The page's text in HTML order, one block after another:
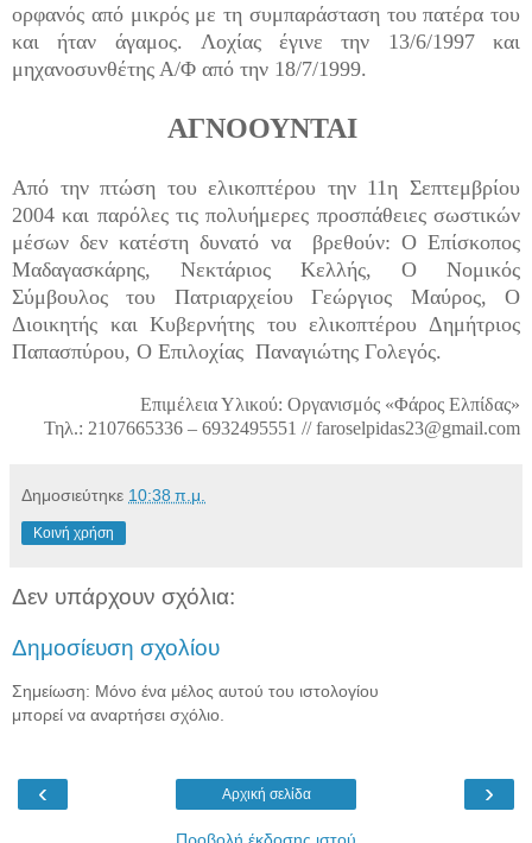
ορφανός από μικρός με τη συμπαράσταση του πατέρα του
και ήταν άγαμος. Λοχίας έγινε την 13/6/1997 και
μηχανοσυνθέτης Α/Φ από την 18/7/1999.
ΑΓΝΟΟΥΝΤΑΙ
Από την πτώση του ελικοπτέρου την 11η Σεπτεμβρίου
2004 και παρόλες τις πολυήμερες προσπάθειες σωστικών
μέσων δεν κατέστη δυνατό να βρεθούν: Ο Επίσκοπος
Μαδαγασκάρης, Νεκτάριος Κελλής, Ο Νομικός
Σύμβουλος του Πατριαρχείου Γεώργιος Μαύρος, Ο
Διοικητής και Κυβερνήτης του ελικοπτέρου Δημήτριος
Παπασπύρου, Ο Επιλοχίας Παναγιώτης Γολεγός.
Επιμέλεια Υλικού: Οργανισμός «Φάρος Ελπίδας»
Τηλ.: 2107665336 – 6932495551 // faroselpidas23@gmail.com
Δημοσιεύτηκε 10:38 π.μ.
Κοινή χρήση
Δεν υπάρχουν σχόλια:
Δημοσίευση σχολίου
Σημείωση: Μόνο ένα μέλος αυτού του ιστολογίου
μπορεί να αναρτήσει σχόλιο.
‹ ›
Αρχική σελίδα